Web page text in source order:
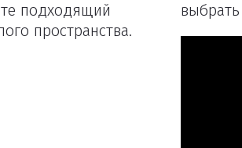
подходящий
пространства.